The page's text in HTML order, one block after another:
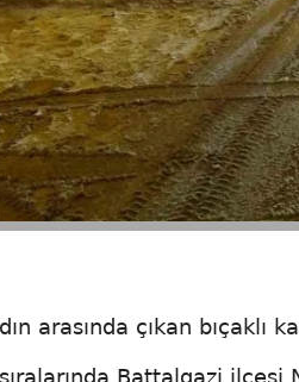
arasında çıkan bıçaklı
Battalgazi